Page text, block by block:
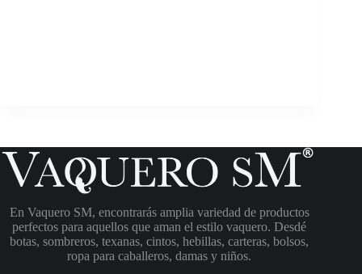
En Vaquero SM, encontrarás amplia variedad de productos
perfectos para aquellos que aman el estilo vaquero. Desdé
botas, sombreros, texanas, cintos, hebillas, carteras, bolsos,
ropa para caballeros, damas y niños.